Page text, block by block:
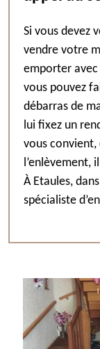
Si vous devez
vendre votre
emporter avec
vous pouvez
débarras de
lui fixez un
vous convient,
l’enlèvement,
À Etaules,
spécialiste